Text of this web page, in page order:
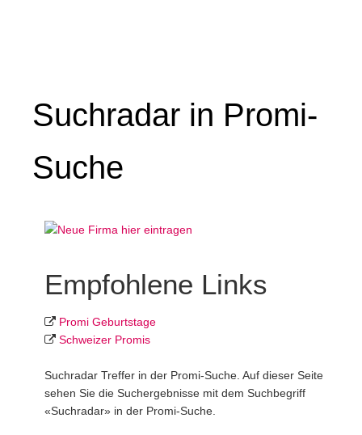
Suchradar in Promi-
Suche
Empfohlene Links
Promi Geburtstage
Schweizer Promis
Suchradar Treffer in der Promi-Suche. Auf dieser Seite
sehen Sie die Suchergebnisse mit dem Suchbegriff
«Suchradar» in der Promi-Suche.